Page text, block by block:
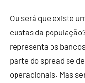
Ou será que existe
custas da
representa os
parte do spread se
operacionais. Mas